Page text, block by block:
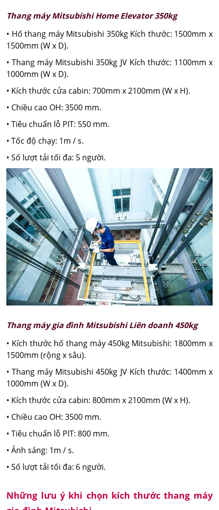
Thang máy Mitsubishi Home Elevator 350kg
• Hố thang máy Mitsubishi 350kg Kích thước: 1500mm x
1500mm (W x D).
• Thang máy Mitsubishi 350kg JV Kích thước: 1100mm x
1000mm (W x D).
• Kích thước cửa cabin: 700mm x 2100mm (W x H).
• Chiều cao OH: 3500 mm.
• Tiêu chuẩn lỗ PIT: 550 mm.
• Tốc độ chạy: 1m / s.
• Số lượt tải tối đa: 5 người.
Thang máy gia đình Mitsubishi Liên doanh 450kg
• Kích thước hố thang máy 450kg Mitsubishi: 1800mm x
1500mm (rộng x sâu).
• Thang máy Mitsubishi 450kg JV Kích thước: 1400mm x
1000mm (W x D).
• Kích thước cửa cabin: 800mm x 2100mm (W x H).
• Chiều cao OH: 3500 mm.
• Tiêu chuẩn lỗ PIT: 800 mm.
• Ánh sáng: 1m / s.
• Số lượt tải tối đa: 6 người.
Những lưu ý khi chọn kích thước thang máy